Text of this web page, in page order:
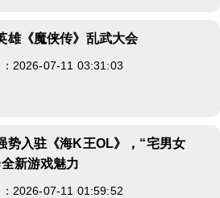
雄《魔侠传》乱武大会
：2026-07-11 03:31:03
势入驻《海K王OL》，“宅男女
新游戏魅力
：2026-07-11 01:59:52